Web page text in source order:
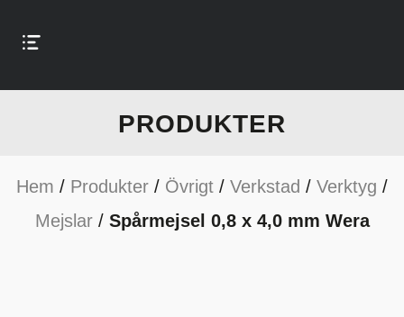
PRODUKTER
Hem / Produkter / Övrigt / Verkstad / Verktyg /
Mejslar/ Spårmejsel 0,8 x 4,0 mm Wera